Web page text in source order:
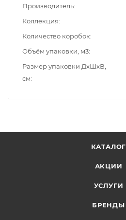
Производитель
Коллекция
Количество коробок
Объём упаковки, м3
Размер упаковки ДxШxВ,
см
КАТАЛОГ
АКЦИИ
УСЛУГИ
БРЕНДЫ